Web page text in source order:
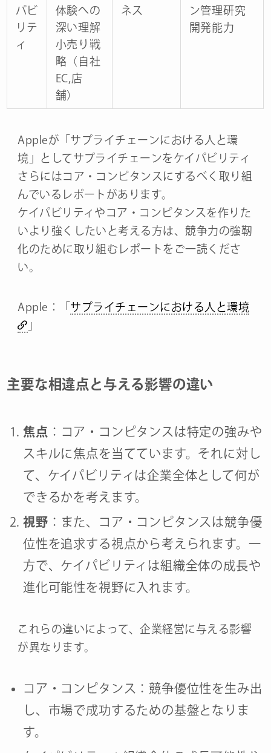
パビ
リテ
ィ
体験への
深い理解
小売り戦
略（自社
EC,店
舗）
ネス
ン管理研究
開発能力
Appleが「サプライチェーンにおける人と環
境」としてサプライチェーンをケイパビリティ
さらにはコア・コンピタンスにするべく取り組
んでいるレポートがあります。
ケイパビリティやコア・コンピタンスを作りた
いより強くしたいと考える方は、競争力の強靭
化のために取り組むレポートをご一読くださ
い。
Apple：「 サプライチェーンにおける人と環境
」
主要な相違点と与える影響の違い
焦点 ：コア・コンピタンスは特定の強みや
スキルに焦点を当てています。それに対し
て、ケイパビリティは企業全体として何が
できるかを考えます。
視野 ：また、コア・コンピタンスは競争優
位性を追求する視点から考えられます。一
方で、ケイパビリティは組織全体の成長や
進化可能性を視野に入れます。
これらの違いによって、企業経営に与える影響
が異なります。
コア・コンピタンス：競争優位性を生み出
し、市場で成功するための基盤となりま
す。